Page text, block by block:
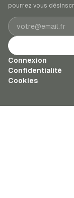
pourrez vous
Adresse e-mail
Connexion
Confidentialité
Cookies